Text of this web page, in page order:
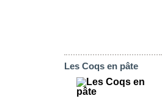
Les Coqs en pâte